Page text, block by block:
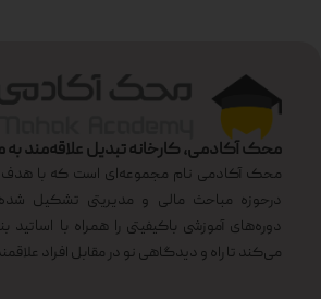
محک آکادمی، کارخانه تبدیل علاقه‌مند
محک آکادمی نام مجموعه‌ای است که با
درحوزه مباحث مالی و مدیریتی تشکیل
دوره‌های آموزشی باکیفیتی را همراه با اساتید
می‌کند تا راه و دیدگاهی نو در مقابل افراد